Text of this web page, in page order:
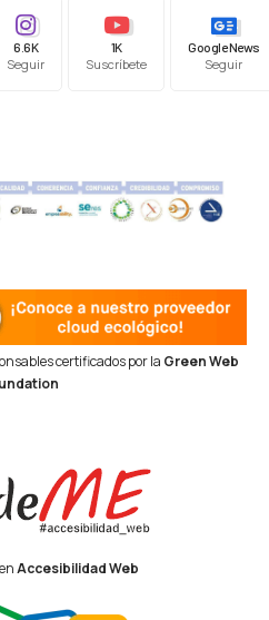
6.6K
Seguir
1K
Suscríbete
Google News
Seguir
certificados por la Green Web
Accesibilidad Web